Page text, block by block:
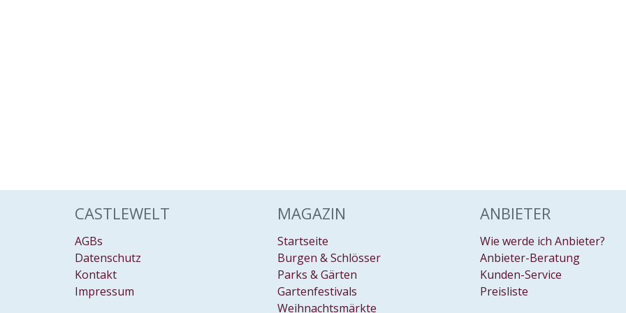
CASTLEWELT
AGBs
Datenschutz
Kontakt
Impressum
MAGAZIN
Startseite
Burgen & Schlösser
Parks & Gärten
Gartenfestivals
Weihnachtsmärkte
ANBIETER
Wie werde ich Anbieter?
Anbieter-Beratung
Kunden-Service
Preisliste